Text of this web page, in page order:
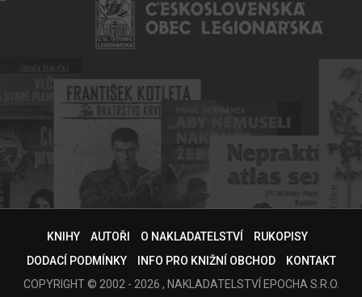
KNIHY AUTOŘI O NAKLADATELSTVÍ
RUKOPISY
DODACÍ PODMÍNKY
INFO PRO KNIŽNÍ OBCHOD
KONTAKT
COPYRIGHT © 2002 - 2026 , NAKLADATELSTVÍ EPOCHA S.R.O.